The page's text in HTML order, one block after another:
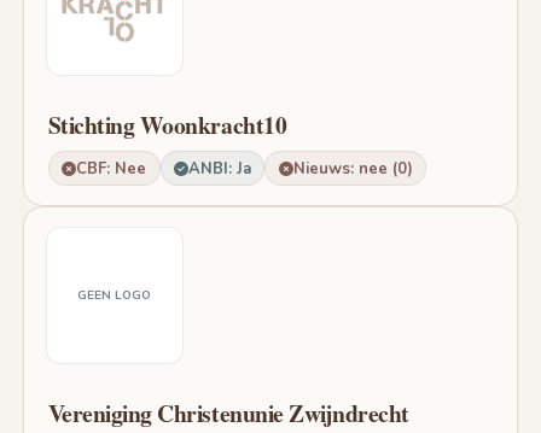
Stichting Woonkracht10
CBF: Nee ANBI: Ja Nieuws: nee (0)
GEEN LOGO
Vereniging Christenunie Zwijndrecht